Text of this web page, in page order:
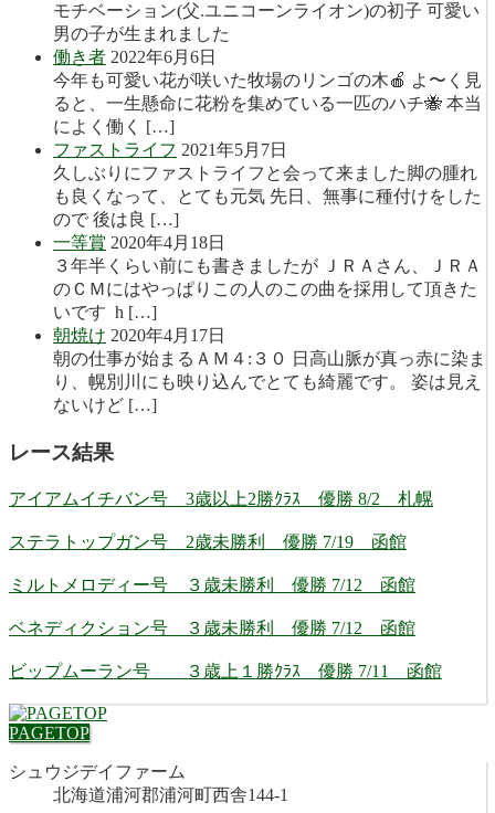
モチベーション(父.ユニコーンライオン)の初子 可愛い
男の子が生まれました
働き者 2022年6月6日
今年も可愛い花が咲いた牧場のリンゴの木🍎 よ〜く見
ると、一生懸命に花粉を集めている一匹のハチ🐝 本当
によく働く […]
ファストライフ 2021年5月7日
久しぶりにファストライフと会って来ました脚の腫れ
も良くなって、とても元気 先日、無事に種付けをした
ので 後は良 […]
一等賞 2020年4月18日
３年半くらい前にも書きましたが ＪＲＡさん、ＪＲＡ
のＣＭにはやっぱりこの人のこの曲を採用して頂きた
いです h […]
朝焼け 2020年4月17日
朝の仕事が始まるＡＭ４:３０ 日高山脈が真っ赤に染ま
り、幌別川にも映り込んでとても綺麗です。 姿は見え
ないけど […]
レース結果
アイアムイチバン号 3歳以上2勝ｸﾗｽ 優勝 8/2 札幌
ステラトップガン号 2歳未勝利 優勝 7/19 函館
ミルトメロディー号 ３歳未勝利 優勝 7/12 函館
ベネディクション号 ３歳未勝利 優勝 7/12 函館
ビップムーラン号 ３歳上１勝ｸﾗｽ 優勝 7/11 函館
PAGETOP
シュウジデイファーム
北海道浦河郡浦河町西舎144-1